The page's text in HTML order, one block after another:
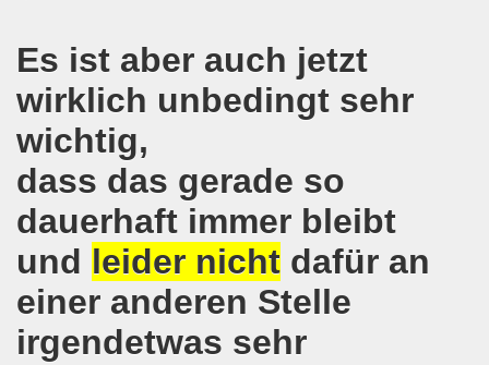
Es ist aber auch jetzt
wirklich unbedingt sehr
wichtig,
dass das gerade so
dauerhaft immer bleibt
und leider nicht dafür an
einer anderen Stelle
irgendetwas sehr
protestiert und demonstriert am 14.10.2019:
auf der 16. bundesweiten Herbstdemo-
Herbstdemonstration am 03. Oktober 2019 in
am 03. Oktober 2019 in Erfurt
Bewegung am 09.09.2019 erklärt Dietrich Keil aus
am 09.09.2019 in Gelsenkirchen
findet am 03.10.2019 in Erfurt statt!